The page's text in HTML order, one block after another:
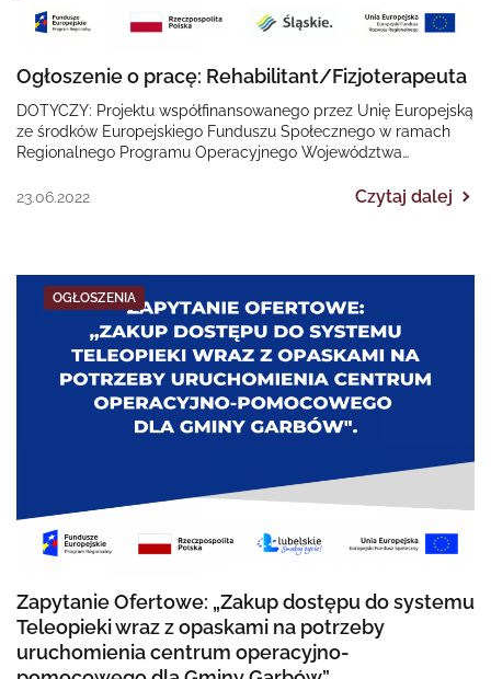
Ogłoszenie o pracę: Rehabilitant/Fizjoterapeuta
DOTYCZY: Projektu współfinansowanego przez Unię Europejską
ze środków Europejskiego Funduszu Społecznego w ramach
Regionalnego Programu Operacyjnego Województwa
23.06.2022
Czytaj dalej
OGŁOSZENIA
Zapytanie Ofertowe: „Zakup dostępu do systemu
Teleopieki wraz z opaskami na potrzeby
uruchomienia centrum operacyjno-